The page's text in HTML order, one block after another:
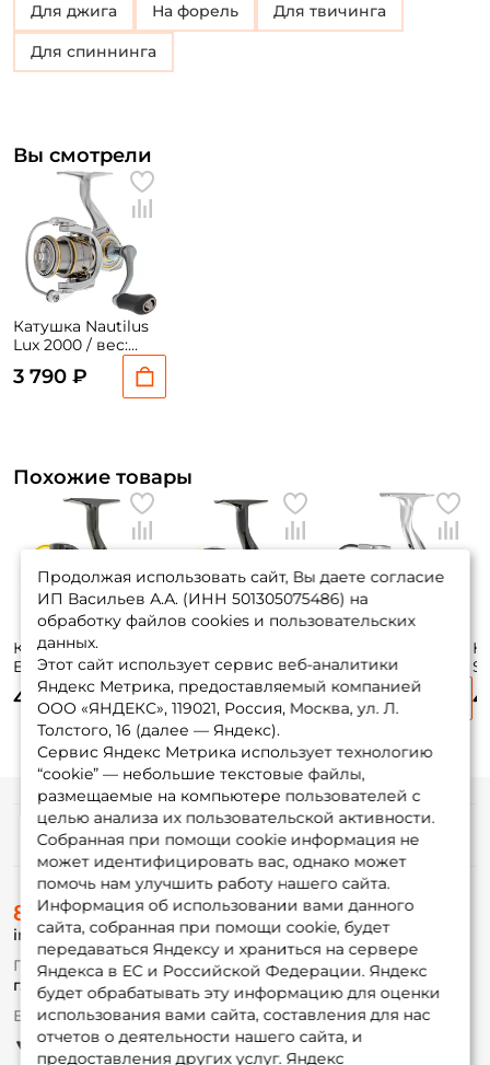
Для джига на форель для твичинга
Для спиннинга
Вы смотрели
Катушка Nautilus
Lux 2000 / вес:
подшипники: 5шт.
3 790 ₽
Похожие товары
Катушка Ryobi
Ecusima 2000 /
вес: 262гр. / 5,1 /
подшипники: 5шт.
4 210 ₽
Fokamo 2000 / вес:
264гр. / 5,1 /
подшипники: 5шт.
3 555 ₽
4 440 ₽
Diamond Bp Spin 7
2000 FD / вес:
260гр. / 5,1 /
подшипники: 7шт.
3 495 ₽ 4
Продолжая использовать сайт, Вы даете согласие
ИП Васильев А.А. (ИНН 501305075486) на
обработку файлов cookies и пользовательских
данных.
Этот сайт использует сервис веб-аналитики
Яндекс Метрика, предоставляемый компанией
ООО «ЯНДЕКС», 119021, Россия, Москва, ул. Л.
Толстого, 16 (далее — Яндекс).
Сервис Яндекс Метрика использует технологию
“cookie” — небольшие текстовые файлы,
размещаемые на компьютере пользователей с
целью анализа их пользовательской активности.
Собранная при помощи cookie информация не
может идентифицировать вас, однако может
помочь нам улучшить работу нашего сайта.
Информация об использовании вами данного
сайта, собранная при помощи cookie, будет
передаваться Яндексу и храниться на сервере
Яндекса в ЕС и Российской Федерации. Яндекс
будет обрабатывать эту информацию для оценки
использования вами сайта, составления для нас
отчетов о деятельности нашего сайта, и
предоставления других услуг. Яндекс
Информация
О магазине
Доставка
Оплата
Fox-bonus
Гуру
Партнерская программа
8 (495) 532-77-88
info@foxfishing.ru
По вопросам с заказом
г. Москва, ул. Плеханова д.7
Ежедневно 10:00 до 20:00